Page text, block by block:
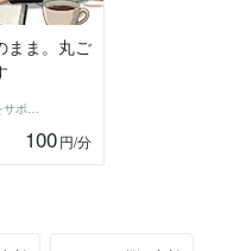
まま。丸ご
100円/分